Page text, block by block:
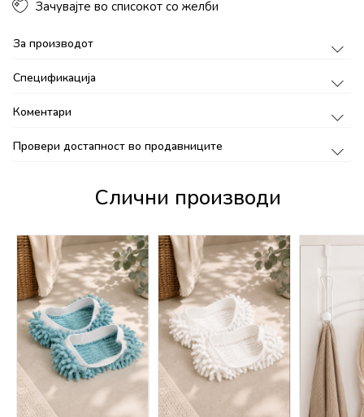
Зачувајте во списокот со желби
За производот
Спецификација
Коментари
Провери достапност во продавниците
Слични производи